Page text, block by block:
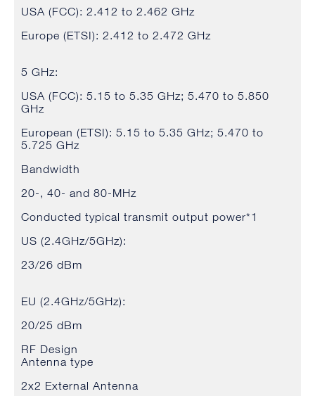
USA (FCC): 2.412 to 2.462 GHz
Europe (ETSI): 2.412 to 2.472 GHz
5 GHz:
USA (FCC): 5.15 to 5.35 GHz; 5.470 to 5.850
GHz
European (ETSI): 5.15 to 5.35 GHz; 5.470 to
5.725 GHz
Bandwidth
20-, 40- and 80-MHz
Conducted typical transmit output power*1
US (2.4GHz/5GHz):
23/26 dBm
EU (2.4GHz/5GHz):
20/25 dBm
RF Design
Antenna type
2x2 External Antenna